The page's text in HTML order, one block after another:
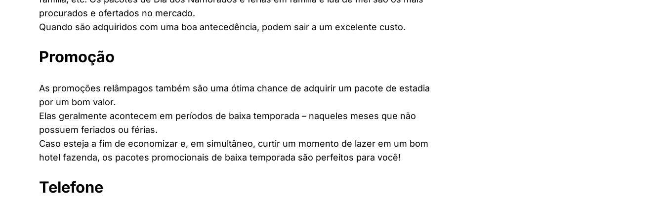
procurados e ofertados no mercado.
Quando são adquiridos com uma boa antecedência, podem sair a um excelente custo.
Promoção
As promoções relâmpagos também são uma ótima chance de adquirir um pacote de estadia
por um bom valor.
Elas geralmente acontecem em períodos de baixa temporada – naqueles meses que não
possuem feriados ou férias.
Caso esteja a fim de economizar e, em simultâneo, curtir um momento de lazer em um bom
hotel fazenda, os pacotes promocionais de baixa temporada são perfeitos para você!
Telefone